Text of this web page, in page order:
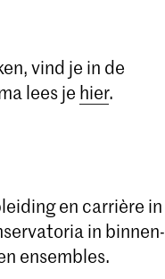
vind je in de
lees je hier.
en carrière in
in binnen-
ensembles.